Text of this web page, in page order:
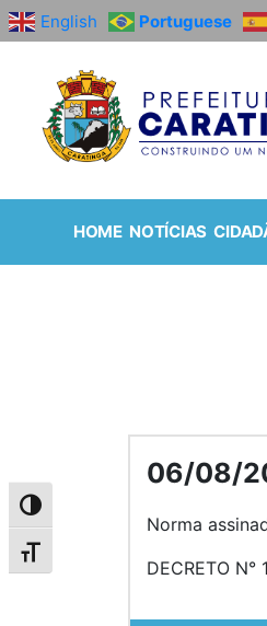
Alternar alto contraste
Alternar tamanho da fonte
English Portuguese
HOME NOTÍCIAS
06/08/
Norma
DECRETO N°